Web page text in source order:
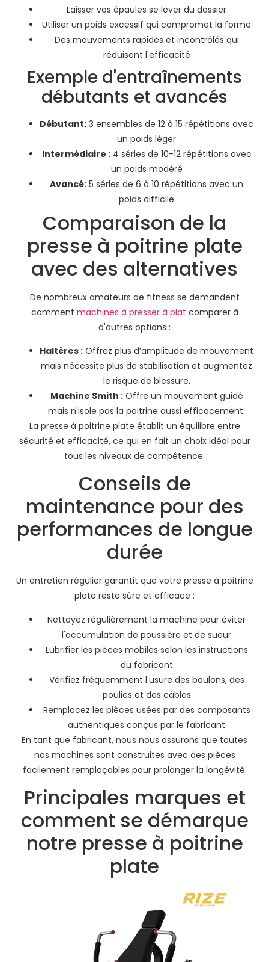
Laisser vos épaules se lever du dossier
Utiliser un poids excessif qui compromet la forme
Des mouvements rapides et incontrôlés qui
réduisent l'efficacité
Exemple d'entraînements
débutants et avancés
Débutant: 3 ensembles de 12 à 15 répétitions avec
un poids léger
Intermédiaire :4 séries de 10-12 répétitions avec
un poids modéré
Avancé: 5 séries de 6 à 10 répétitions avec un
poids difficile
Comparaison de la
presse à poitrine plate
avec des alternatives
De nombreux amateurs de fitness se demandent
comment machines à presser à plat comparer à
d'autres options :
Haltères : Offrez plus d’amplitude de mouvement
mais nécessite plus de stabilisation et augmentez
le risque de blessure.
Machine Smith :Offre un mouvement guidé
mais n'isole pas la poitrine aussi efficacement.
La presse à poitrine plate établit un équilibre entre
sécurité et efficacité, ce qui en fait un choix idéal pour
tous les niveaux de compétence.
Conseils de
maintenance pour des
performances de longue
durée
Un entretien régulier garantit que votre presse à poitrine
plate reste sûre et efficace :
Nettoyez régulièrement la machine pour éviter
l'accumulation de poussière et de sueur
Lubrifier les pièces mobiles selon les instructions
du fabricant
Vérifiez fréquemment l'usure des boulons, des
poulies et des câbles
Remplacez les pièces usées par des composants
authentiques conçus par le fabricant
En tant que fabricant, nous nous assurons que toutes
nos machines sont construites avec des pièces
facilement remplaçables pour prolonger la longévité.
Principales marques et
comment se démarque
notre presse à poitrine
plate